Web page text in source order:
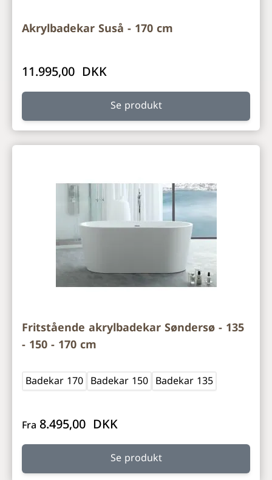
Akrylbadekar Suså - 170 cm
11.995,00 DKK
Se produkt
Fritstående akrylbadekar Søndersø - 135
- 150 - 170 cm
Badekar 170 Badekar 150 Badekar 135
Fra 8.495,00 DKK
Se produkt